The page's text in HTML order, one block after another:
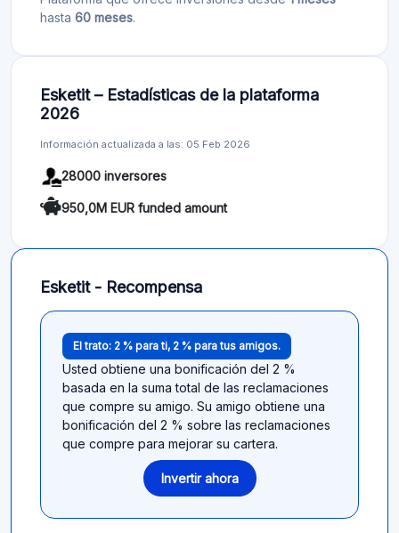
hasta 60 meses.
Esketit – Estadísticas de la plataforma
2026
Información actualizada a las: 05 Feb 2026
28000 inversores
950,0M EUR funded amount
Esketit - Recompensa
El trato: 2 % para ti, 2 % para tus amigos.
Usted obtiene una bonificación del 2 %
basada en la suma total de las reclamaciones
que compre su amigo. Su amigo obtiene una
bonificación del 2 % sobre las reclamaciones
que compre para mejorar su cartera.
Invertir ahora